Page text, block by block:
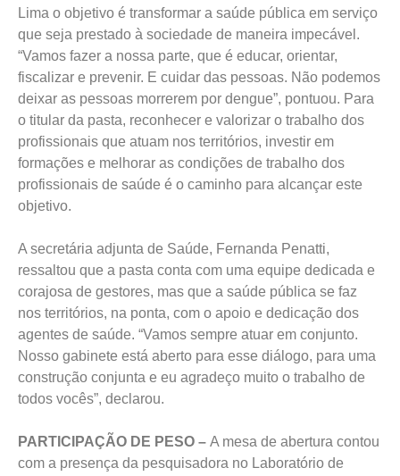
Lima o objetivo é transformar a saúde pública em serviço
que seja prestado à sociedade de maneira impecável.
“Vamos fazer a nossa parte, que é educar, orientar,
fiscalizar e prevenir. E cuidar das pessoas. Não podemos
deixar as pessoas morrerem por dengue”, pontuou. Para
o titular da pasta, reconhecer e valorizar o trabalho dos
profissionais que atuam nos territórios, investir em
formações e melhorar as condições de trabalho dos
profissionais de saúde é o caminho para alcançar este
objetivo.
A secretária adjunta de Saúde, Fernanda Penatti,
ressaltou que a pasta conta com uma equipe dedicada e
corajosa de gestores, mas que a saúde pública se faz
nos territórios, na ponta, com o apoio e dedicação dos
agentes de saúde. “Vamos sempre atuar em conjunto.
Nosso gabinete está aberto para esse diálogo, para uma
construção conjunta e eu agradeço muito o trabalho de
todos vocês”, declarou.
PARTICIPAÇÃO DE PESO – A mesa de abertura contou
com a presença da pesquisadora no Laboratório de